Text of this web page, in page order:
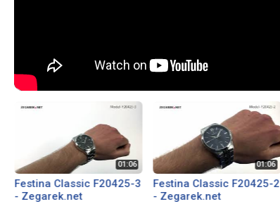
Festina Classic F20425-3
- Zegarek.net
Festina Classic F20425-2
- Zegarek.net